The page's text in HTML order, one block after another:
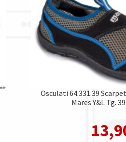
Osculati 64.331.39
Mares Y&L Tg.